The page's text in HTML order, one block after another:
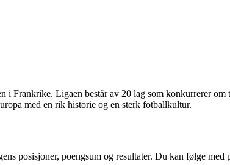
Frankrike. Ligaen består av 20 lag som konkurrerer
med en rik historie og en sterk fotballkultur.
posisjoner, poengsum og resultater. Du kan følge